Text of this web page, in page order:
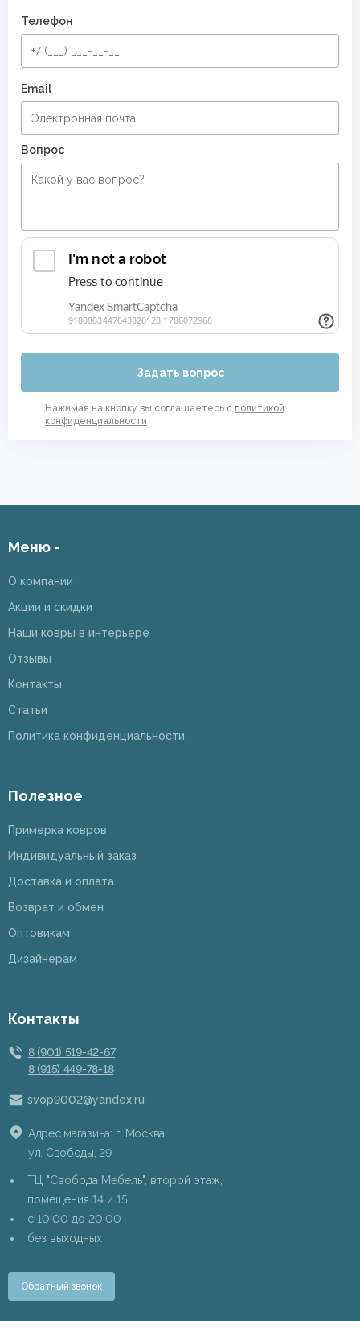
Ковровые дорожки для дома
Ковровые дорожки шириной 120 см
Большие ковры в прихожую
Телефон
Email
Вопрос
Задать вопрос
Нажимая на кнопку вы соглашаетесь с политикой
конфиденциальности
Меню -
О компании
Акции и скидки
Наши ковры в интерьере
Отзывы
Контакты
Статьи
Политика конфиденциальности
Полезное
Примерка ковров
Индивидуальный заказ
Доставка и оплата
Возврат и обмен
Оптовикам
Дизайнерам
Контакты
8 (901) 519-42-67
8 (915) 449-78-18
svop9002@yandex.ru
Адрес магазина: г. Москва,
ул. Свободы, 29
ТЦ "Свобода Мебель", второй этаж,
помещения 14 и 15
c 10:00 до 20:00
без выходных
Обратный звонок